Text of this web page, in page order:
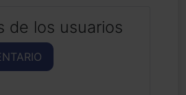
de los usuarios